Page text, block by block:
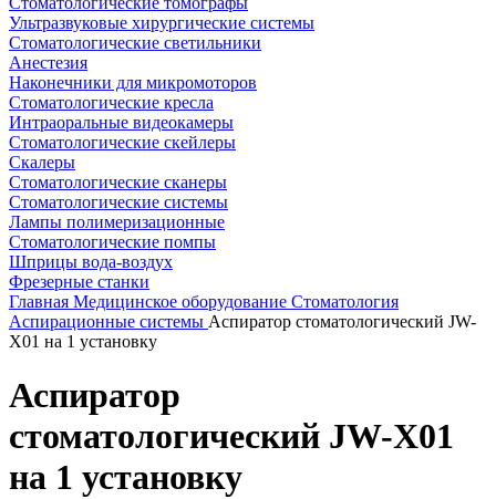
Ультразвуковые хирургические системы
Стоматологические светильники
Анестезия
Наконечники для микромоторов
Стоматологические кресла
Интраоральные видеокамеры
Стоматологические скейлеры
Скалеры
Стоматологические сканеры
Стоматологические системы
Лампы полимеризационные
Стоматологические помпы
Шприцы вода-воздух
Фрезерные станки
Главная Медицинское оборудование Стоматология
Аспирационные системы Аспиратор стоматологический JW-
Х01 на 1 установку
Аспиратор
стоматологический JW-Х01
на 1 установку